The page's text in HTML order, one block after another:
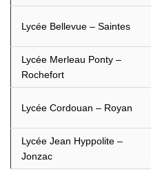
Lycée Bellevue – Saintes
Lycée Merleau Ponty –
Rochefort
Lycée Cordouan – Royan
Lycée Jean Hyppolite –
Jonzac